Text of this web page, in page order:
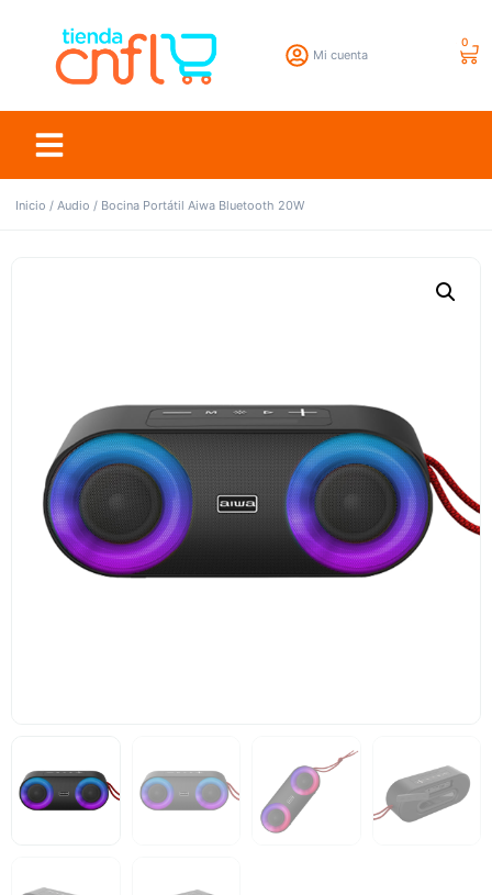
Mi cuenta
0
Inicio / Audio / Bocina Portátil Aiwa Bluetooth 20W